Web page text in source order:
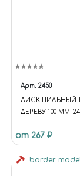
Арт. 2450
ДИСК ПИЛЬНЫЙ
ДЕРЕВУ 100 ММ
от 267 ₽
border model